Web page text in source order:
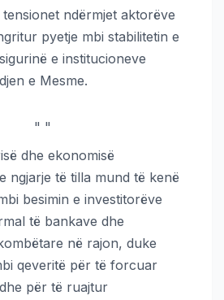
ndërmjet aktorëve
pyetje mbi stabilitetin e
e institucioneve
e Mesme.
" "
dhe ekonomisë
ngjarje të tilla mund të kenë
besimin e investitorëve
të bankave dhe
në rajon, duke
qeveritë për të forcuar
për të ruajtur